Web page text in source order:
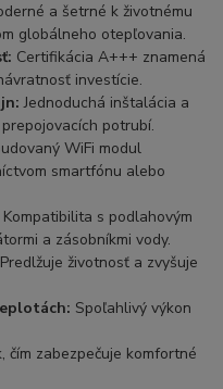
a šetrné k životnému
globálneho otepľovania.
Certifikácia A+++ znamená
investície.
Jednoduchá inštalácia a
potrubí.
WiFi modul
smartfónu alebo
Kompatibilita s podlahovým
a zásobníkmi vody.
Predlžuje životnosť a zvyšuje
Spoľahlivý výkon
čím zabezpečuje komfortné